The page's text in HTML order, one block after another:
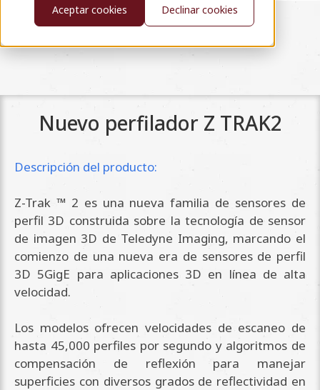
Aceptar cookies
Declinar cookies
Nuevo perfilador Z TRAK2
Descripción del producto:
Z-Trak ™ 2 es una nueva familia de sensores de
perfil 3D construida sobre la tecnología de sensor
de imagen 3D de Teledyne Imaging, marcando el
comienzo de una nueva era de sensores de perfil
3D 5GigE para aplicaciones 3D en línea de alta
velocidad.
Los modelos ofrecen velocidades de escaneo de
hasta 45,000 perfiles por segundo y algoritmos de
compensación de reflexión para manejar
superficies con diversos grados de reflectividad en